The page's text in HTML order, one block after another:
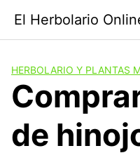
contenido
El Herbolario
HERBOLARIO Y PLANTAS
de